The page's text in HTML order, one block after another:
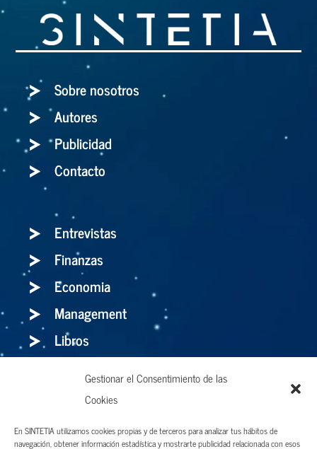
Gestionar el Consentimiento de las
Cookies
En SINTETIA utilizamos cookies propias y de terceros para analizar tus hábitos de
navegación, obtener información estadística y mostrarte publicidad relacionada con esos
Sobre nosotros
Autores
Publicidad
Contacto
Entrevistas
Finanzas
Economia
Management
Libros
Holaluz: para bien o para mal, el storytelling
es el arma definitiva